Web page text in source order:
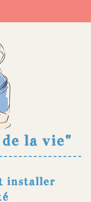
la vie"
installer